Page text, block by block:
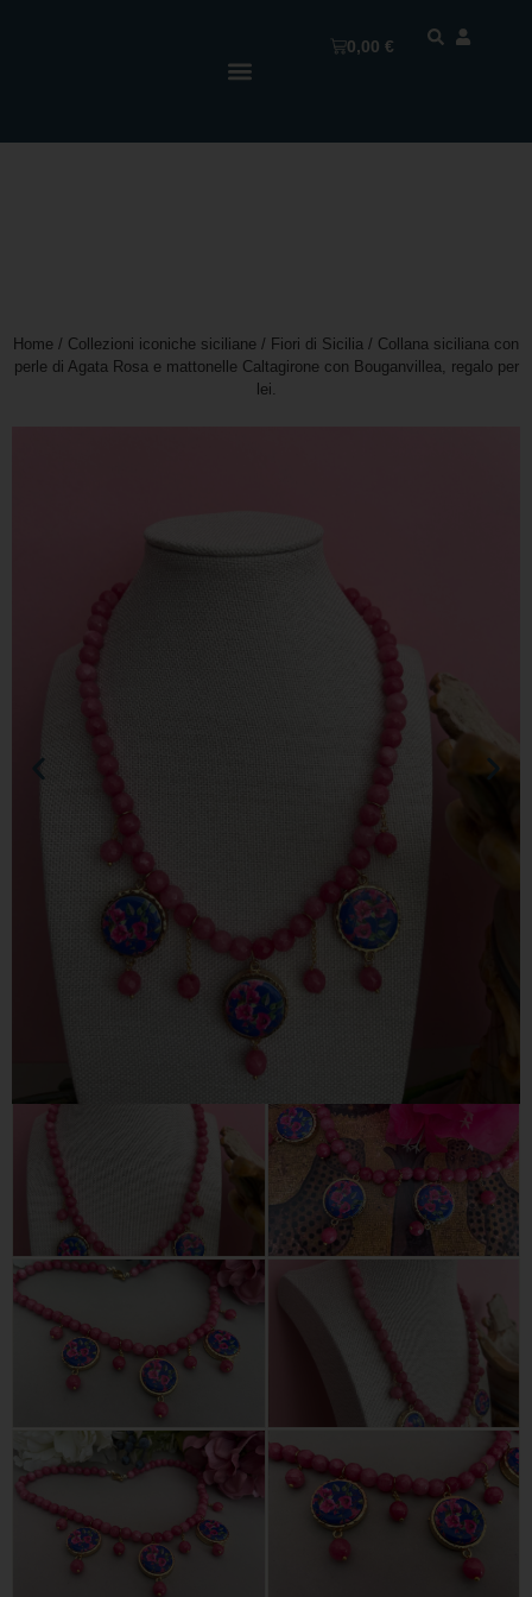
0,00€
Home / Collezioni iconiche siciliane / Fiori di Sicilia / Collana siciliana con
perle di Agata Rosa e mattonelle Caltagirone con Bouganvillea, regalo per
lei.